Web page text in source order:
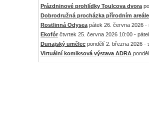
Prázdninové prohlídky Toulcova dvora
Dobrodružná procházka přírodním
Rostlinná Odysea pátek 26. června 2026 -
Ekofór čtvrtek 25. června 2026 10:00 -
Dunajský umělec pondělí 2. března 2026 -
Virtuální komiksová výstava ADRA